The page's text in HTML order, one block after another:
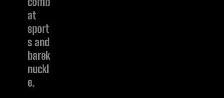
at
sport
s and
barek
nuckl
e.